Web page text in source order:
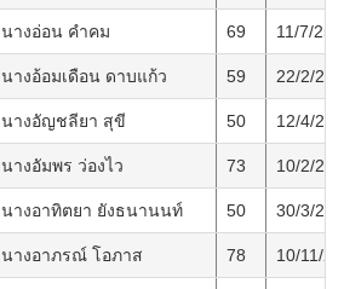
นางอ่อน คำคม 69 11/7/
นางอ้อมเดือน ดาบแก้ว 59 22/2/
นางอัญชลียา สุขี 50 12/4/
นางอัมพร ว่องไว 73 10/2/
นางอาทิตยา ยังธนานนท์ 50 30/3/
นางอาภรณ์ โอภาส 78 10/11/